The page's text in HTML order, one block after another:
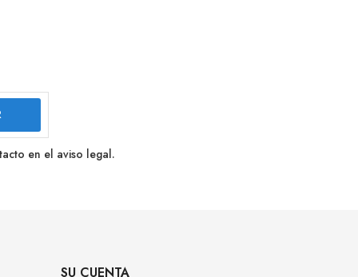
en el aviso legal.
SU CUENTA